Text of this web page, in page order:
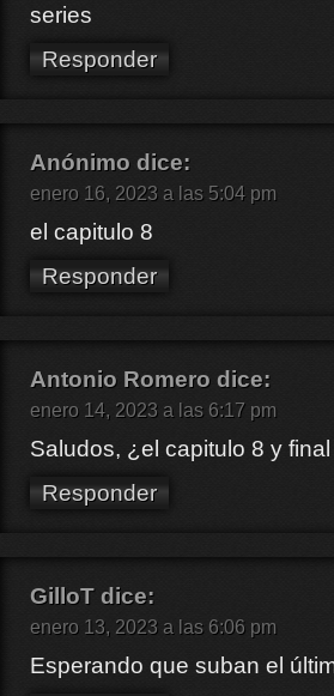
series
Responder
Anónimo dice:
enero 16, 2023 a las 5:04 pm
el capitulo 8
Responder
Antonio Romero dice:
enero 14, 2023 a las 6:17 pm
Saludos, ¿el capitulo 8 y
Responder
GilloT dice:
enero 13, 2023 a las 6:06 pm
Esperando que suban el